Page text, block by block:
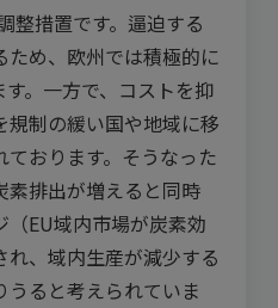
整措置です。逼迫する
め、欧州では積極的に
。一方で、コストを抑
規制の緩い国や地域に移
おります。そうなった
素排出が増えると同時
（EU域内市場が炭素効
、域内生産が減少する
うると考えられていま